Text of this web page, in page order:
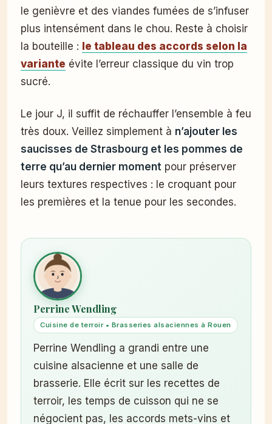
le genièvre et des viandes fumées de s’infuser
plus intensément dans le chou. Reste à choisir
la bouteille : le tableau des accords selon la
variante évite l’erreur classique du vin trop
sucré.
Le jour J, il suffit de réchauffer l’ensemble à feu
très doux. Veillez simplement à n’ajouter les
saucisses de Strasbourg et les pommes de
terre qu’au dernier moment pour préserver
leurs textures respectives : le croquant pour
les premières et la tenue pour les secondes.
Perrine Wendling
Cuisine de terroir • Brasseries alsaciennes à Rouen
Perrine Wendling a grandi entre une
cuisine alsacienne et une salle de
brasserie. Elle écrit sur les recettes de
terroir, les temps de cuisson qui ne se
négocient pas, les accords mets-vins et